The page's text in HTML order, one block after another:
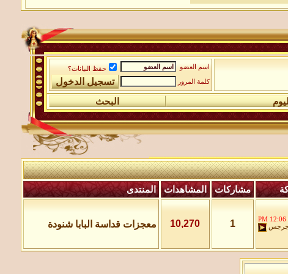
اسم العضو
حفظ البيانات؟
كلمة المرور
البحث
مشاركات المشاهدات المنتدى
12:06 PM
جرجس 1
10,270 معجزات قداسة البابا شنودة